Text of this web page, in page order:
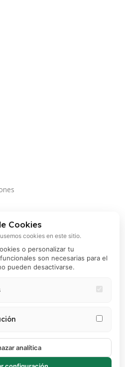
Cookies
cookies en este sitio.
o personalizar tu
son necesarias para el
pueden desactivarse.
Estas cookies no pueden
Google Analytics 4, Google Tag
analítica